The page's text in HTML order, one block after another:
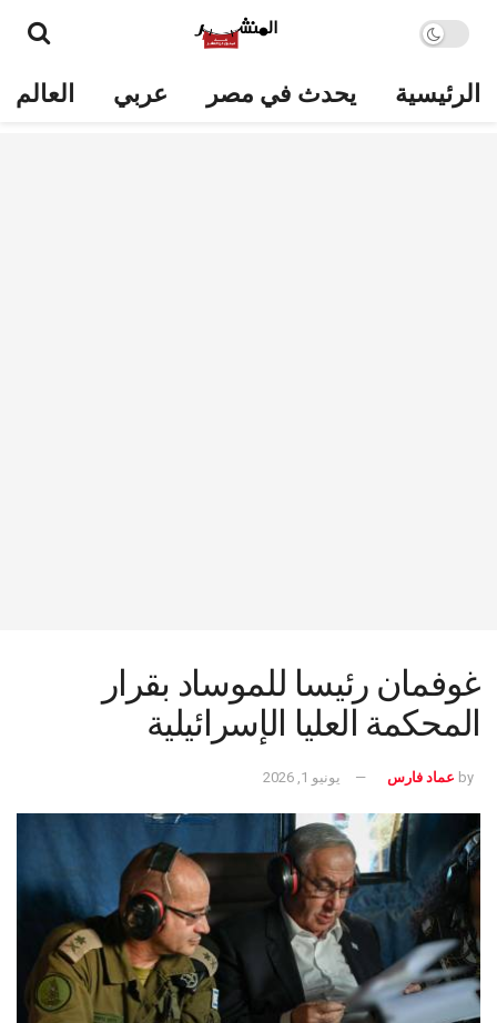
الرئيسية يحدث في مصر عربي العالم
غوفمان رئيسا للموساد بقرار
المحكمة العليا الإسرائيلية
by عماد فارس يونيو 1, 2026